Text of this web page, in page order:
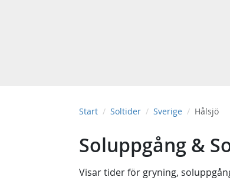
Start Soltider Sverige Hålsjö
Soluppgång &
Visar tider för gryning,